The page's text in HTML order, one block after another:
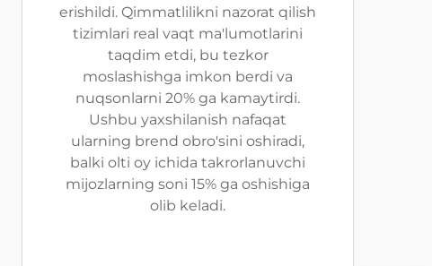
erishildi. Qimmatlilikni nazorat qilish
tizimlari real vaqt ma'lumotlarini
taqdim etdi, bu tezkor
moslashishga imkon berdi va
nuqsonlarni 20% ga kamaytirdi.
Ushbu yaxshilanish nafaqat
ularning brend obro'sini oshiradi,
balki olti oy ichida takrorlanuvchi
mijozlarning soni 15% ga oshishiga
olib keladi.